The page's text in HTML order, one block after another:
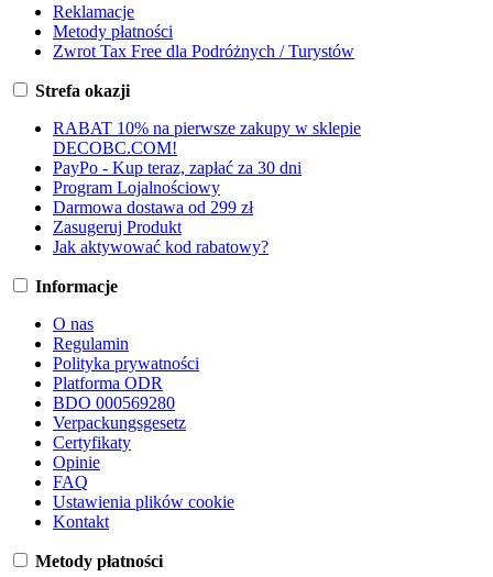
Reklamacje
Metody płatności
Zwrot Tax Free dla Podróżnych / Turystów
Strefa okazji
RABAT 10% na pierwsze zakupy w sklepie
DECOBC.COM!
PayPo - Kup teraz, zapłać za 30 dni
Program Lojalnościowy
Darmowa dostawa od 299 zł
Zasugeruj Produkt
Jak aktywować kod rabatowy?
Informacje
O nas
Regulamin
Polityka prywatności
Platforma ODR
BDO 000569280
Verpackungsgesetz
Certyfikaty
Opinie
FAQ
Ustawienia plików cookie
Kontakt
Metody płatności